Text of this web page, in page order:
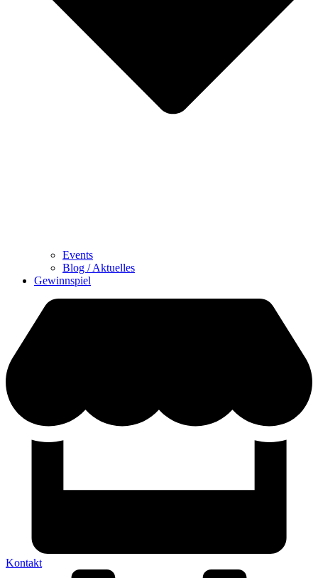
Events
Blog / Aktuelles
Gewinnspiel
Kontakt